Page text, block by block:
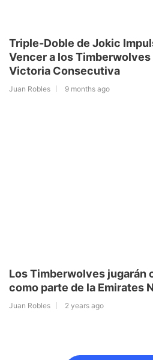
Triple-Doble de Jokic
Vencer a los
Victoria Consecutiva
Juan Robles 9 months ago
Los Timberwolves jugarán
como parte de la Emirates
Juan Robles 2 years ago